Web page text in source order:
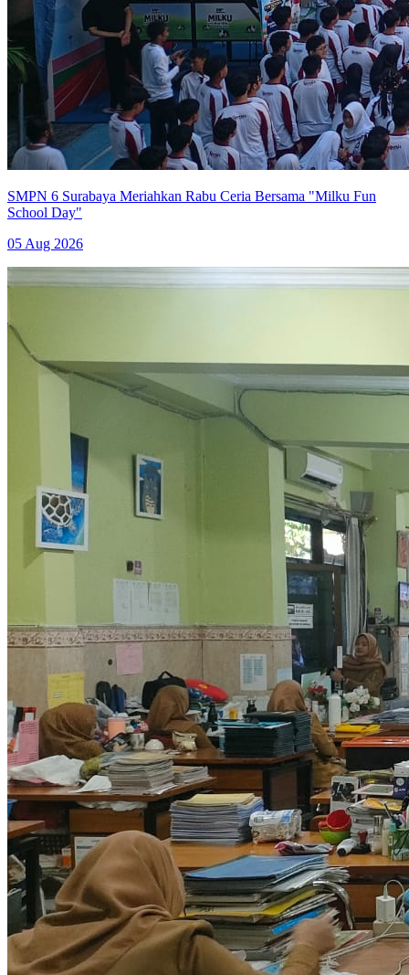
SMPN 6 Surabaya Meriahkan Rabu Ceria Bersama "Milku Fun
School Day"
05 Aug 2026